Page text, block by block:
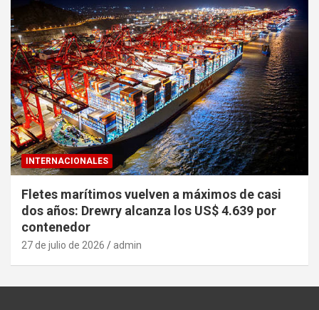
INTERNACIONALES
Fletes marítimos vuelven a máximos de casi
dos años: Drewry alcanza los US$ 4.639 por
contenedor
27 de julio de 2026 admin